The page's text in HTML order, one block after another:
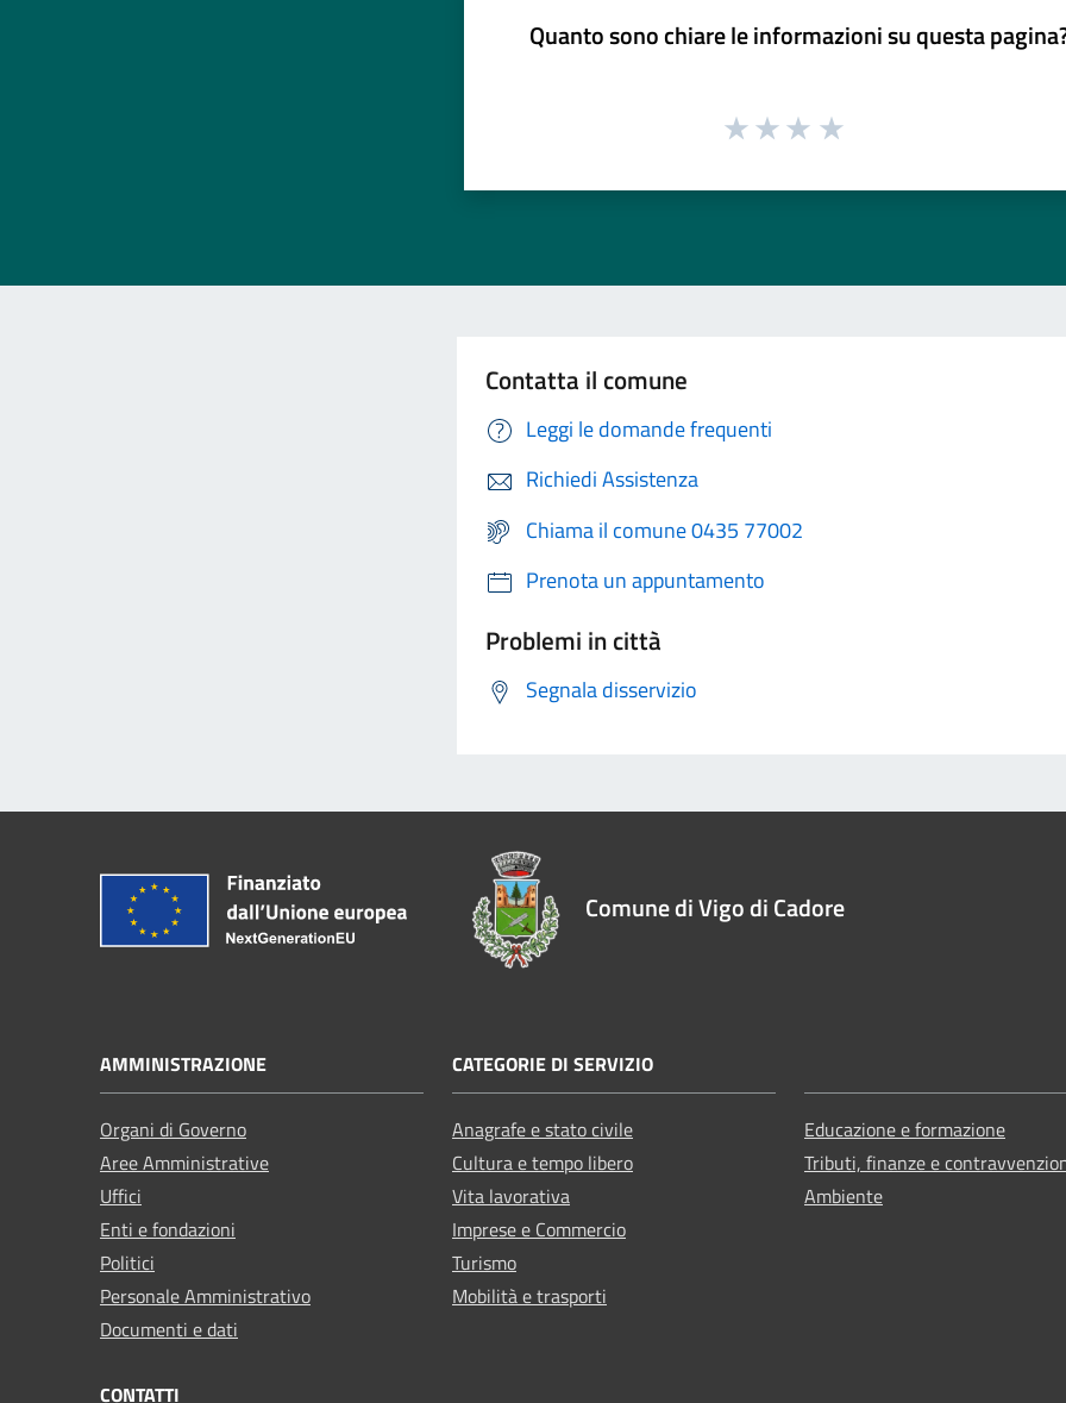
Quanto sono chiare le informazioni su questa
Contatta il comune
Leggi le domande frequenti
Richiedi Assistenza
Chiama il comune 0435 77002
Prenota un appuntamento
Problemi in città
Segnala disservizio
Comune di Vigo di Cadore
AMMINISTRAZIONE
Organi di Governo
Aree Amministrative
Uffici
Enti e fondazioni
Politici
Personale Amministrativo
Documenti e dati
CATEGORIE DI SERVIZIO
Anagrafe e stato civile
Cultura e tempo libero
Vita lavorativa
Imprese e Commercio
Turismo
Mobilità e trasporti
Educazione e formazione
Tributi, finanze e
Ambiente
CONTATTI